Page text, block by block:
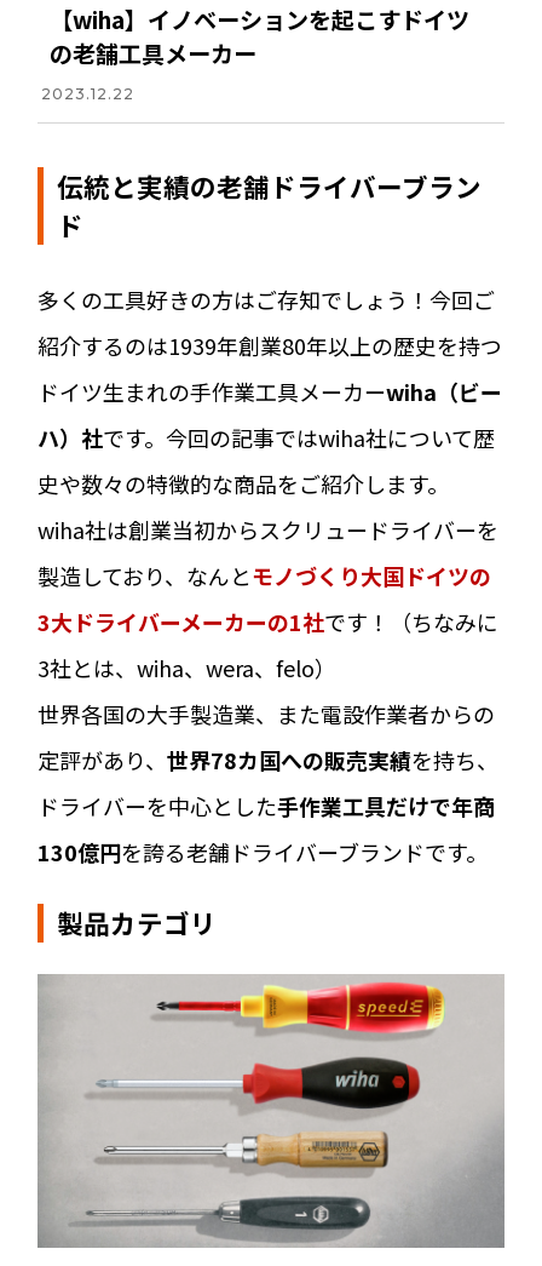
【wiha】イノベーションを起こすドイツ
の老舗工具メーカー
2023.12.22
伝統と実績の老舗ドライバーブラン
ド
多くの工具好きの方はご存知でしょう！今回ご
紹介するのは1939年創業80年以上の歴史を持つ
ドイツ生まれの手作業工具メーカーwiha（ビー
ハ）社です。今回の記事ではwiha社について歴
史や数々の特徴的な商品をご紹介します。
wiha社は創業当初からスクリュードライバーを
製造しており、なんとモノづくり大国ドイツの
3大ドライバーメーカーの1社です！（ちなみに
3社とは、wiha、wera、felo）
世界各国の大手製造業、また電設作業者からの
定評があり、世界78カ国への販売実績を持ち、
ドライバーを中心とした手作業工具だけで年商
130億円を誇る老舗ドライバーブランドです。
製品カテゴリ